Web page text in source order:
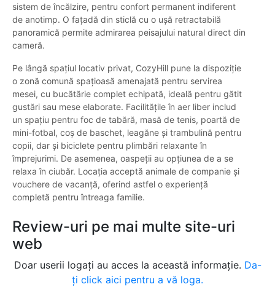
sistem de încălzire, pentru confort permanent indiferent
de anotimp. O fațadă din sticlă cu o ușă retractabilă
panoramică permite admirarea peisajului natural direct din
cameră.
Pe lângă spațiul locativ privat, CozyHill pune la dispoziție
o zonă comună spațioasă amenajată pentru servirea
mesei, cu bucătărie complet echipată, ideală pentru gătit
gustări sau mese elaborate. Facilitățile în aer liber includ
un spațiu pentru foc de tabără, masă de tenis, poartă de
mini-fotbal, coș de baschet, leagăne și trambulină pentru
copii, dar și biciclete pentru plimbări relaxante în
împrejurimi. De asemenea, oaspeții au opțiunea de a se
relaxa în ciubăr. Locația acceptă animale de companie și
vouchere de vacanță, oferind astfel o experiență
completă pentru întreaga familie.
Review-uri pe mai multe site-uri
web
Doar userii logați au acces la această informație. Da-
ți click aici pentru a vă loga.